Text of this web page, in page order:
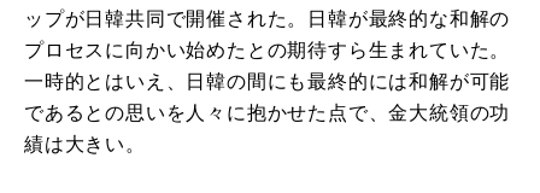
ップが日韓共同で開催された。日韓が最終的な和解の
プロセスに向かい始めたとの期待すら生まれていた。
一時的とはいえ、日韓の間にも最終的には和解が可能
であるとの思いを人々に抱かせた点で、金大統領の功
績は大きい。